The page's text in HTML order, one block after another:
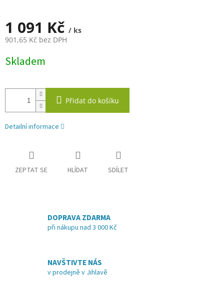
1 091 Kč / ks
901,65 Kč bez DPH
cena:
Skladem
Přidat do košíku
Detailní informace
ZEPTAT SE HLÍDAT SDÍLET
DOPRAVA ZDARMA
při nákupu nad 3 000 Kč
NAVŠTIVTE NÁS
v prodejně v Jihlavě